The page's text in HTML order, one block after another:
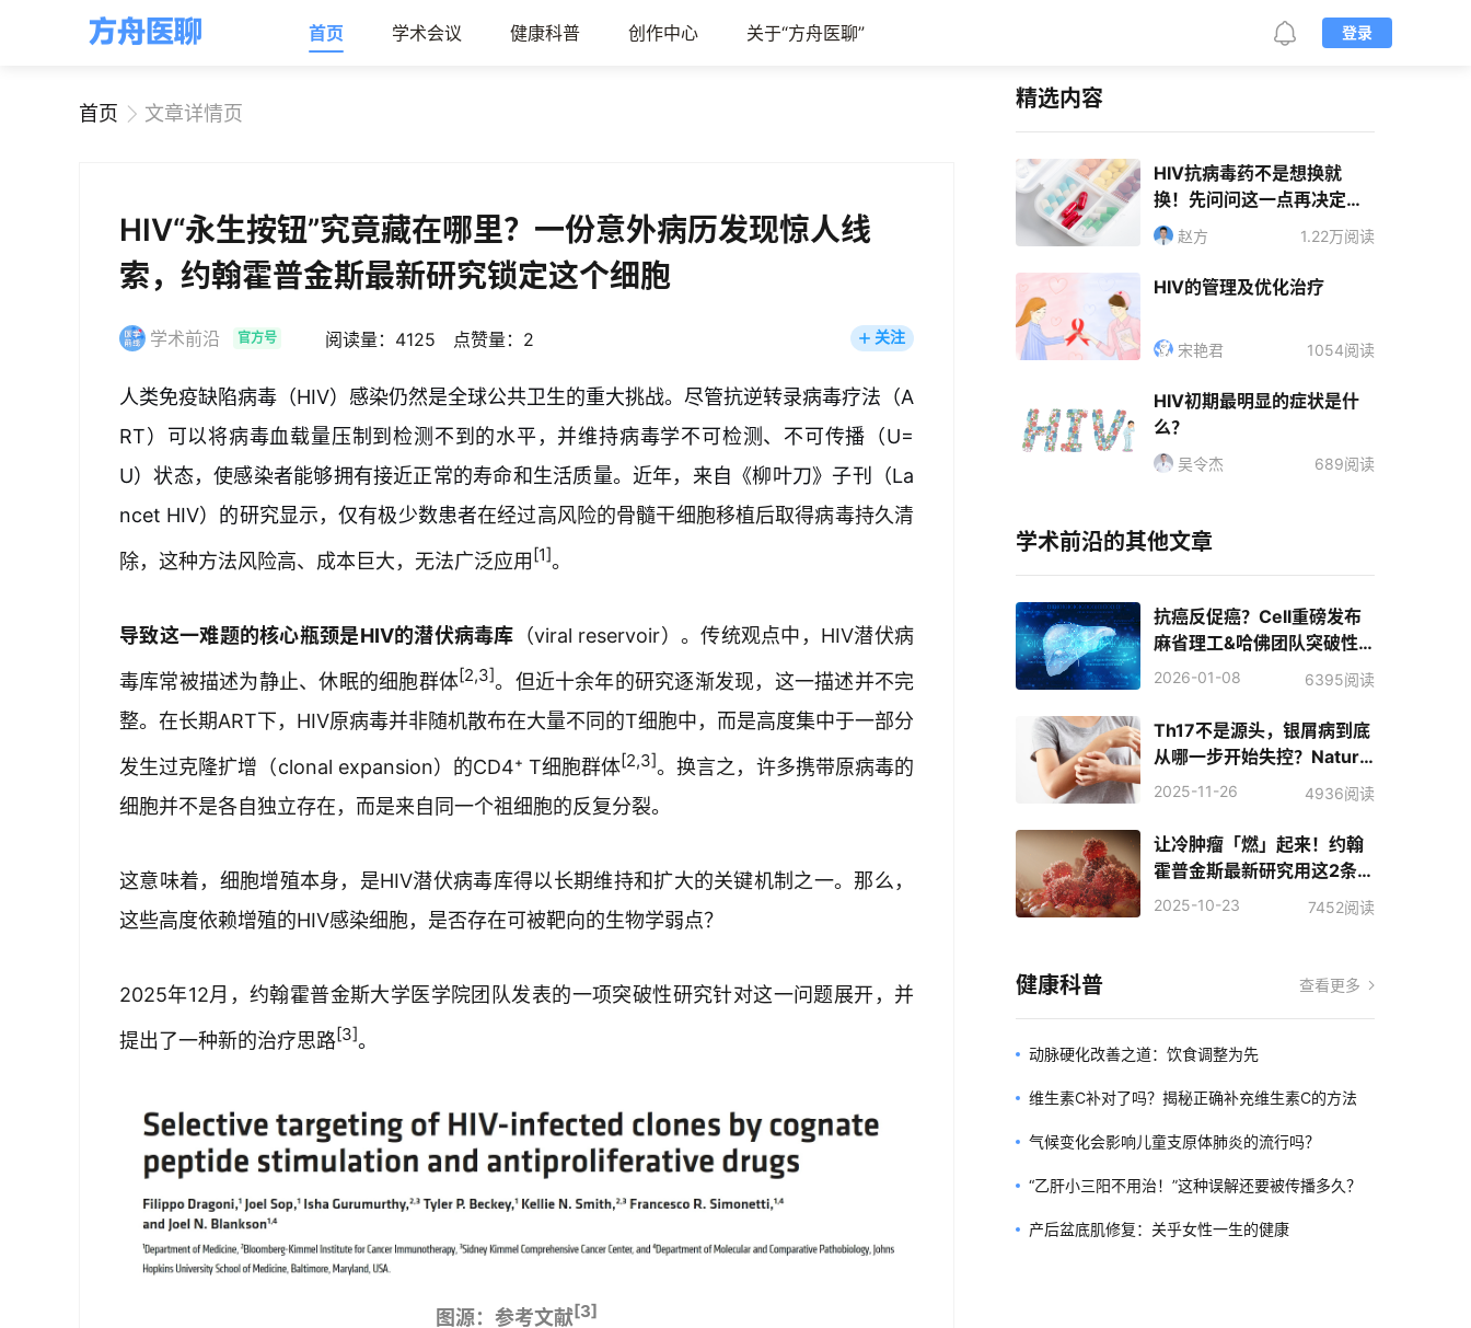
首页 学术会议 健康科普 创作中心 关于“方舟医聊” 登录
首页 文章详情页
HIV“永生按钮”究竟藏在哪里？一份意外病历发现惊人线
索，约翰霍普金斯最新研究锁定这个细胞
学术前沿 官方号 阅读量：4125 点赞量：2 关注
人类免疫缺陷病毒（HIV）感染仍然是全球公共卫生的重大挑战。尽管抗逆转录病毒疗法（A
RT）可以将病毒血载量压制到检测不到的水平，并维持病毒学不可检测、不可传播（U=
U）状态，使感染者能够拥有接近正常的寿命和生活质量。近年，来自《柳叶刀》子刊（La
ncet HIV）的研究显示，仅有极少数患者在经过高风险的骨髓干细胞移植后取得病毒持久清
除，这种方法风险高、成本巨大，无法广泛应用 [1]。
导致这一难题的核心瓶颈是HIV的潜伏病毒库 （viral reservoir）。传统观点中，HIV潜伏病
毒库常被描述为静止、休眠的细胞群体[2,3]。但近十余年的研究逐渐发现，这一描述并不完
整。在长期ART下，HIV原病毒并非随机散布在大量不同的T细胞中，而是高度集中于一部分
发生过克隆扩增（clonal expansion）的CD4⁺ T细胞群体[2,3]。换言之，许多携带原病毒的
细胞并不是各自独立存在，而是来自同一个祖细胞的反复分裂。
这意味着，细胞增殖本身，是HIV潜伏病毒库得以长期维持和扩大的关键机制之一。那么，
这些高度依赖增殖的HIV感染细胞，是否存在可被靶向的生物学弱点？
2025年12月，约翰霍普金斯大学医学院团队发表的一项突破性研究针对这一问题展开，并
提出了一种新的治疗思路[3]。
图源：参考文献[3]
精选内容
HIV抗病毒药不是想换就
换！先问问这一点再决定不
迟 赵方 1.22万阅读
HIV的管理及优化治疗
宋艳君 1054阅读
HIV初期最明显的症状是什
么？
吴令杰 689阅读
学术前沿的其他文章
抗癌反促癌？Cell重磅发布
麻省理工&哈佛团队突破性
研究：肝细胞过度适应环
2026-01-08 6395阅读
Th17不是源头，银屑病到底
从哪一步开始失控？Nature
揭秘浙大二院团队发现的这
2025-11-26 4936阅读
让冷肿瘤「燃」起来！约翰
霍普金斯最新研究用这2条信
号通路重塑持久抗癌记忆
2025-10-23 7452阅读
健康科普 查看更多
动脉硬化改善之道：饮食调整为先
维生素C补对了吗？揭秘正确补充维生素C的方法
气候变化会影响儿童支原体肺炎的流行吗？
“乙肝小三阳不用治！”这种误解还要被传播多久？
产后盆底肌修复：关乎女性一生的健康